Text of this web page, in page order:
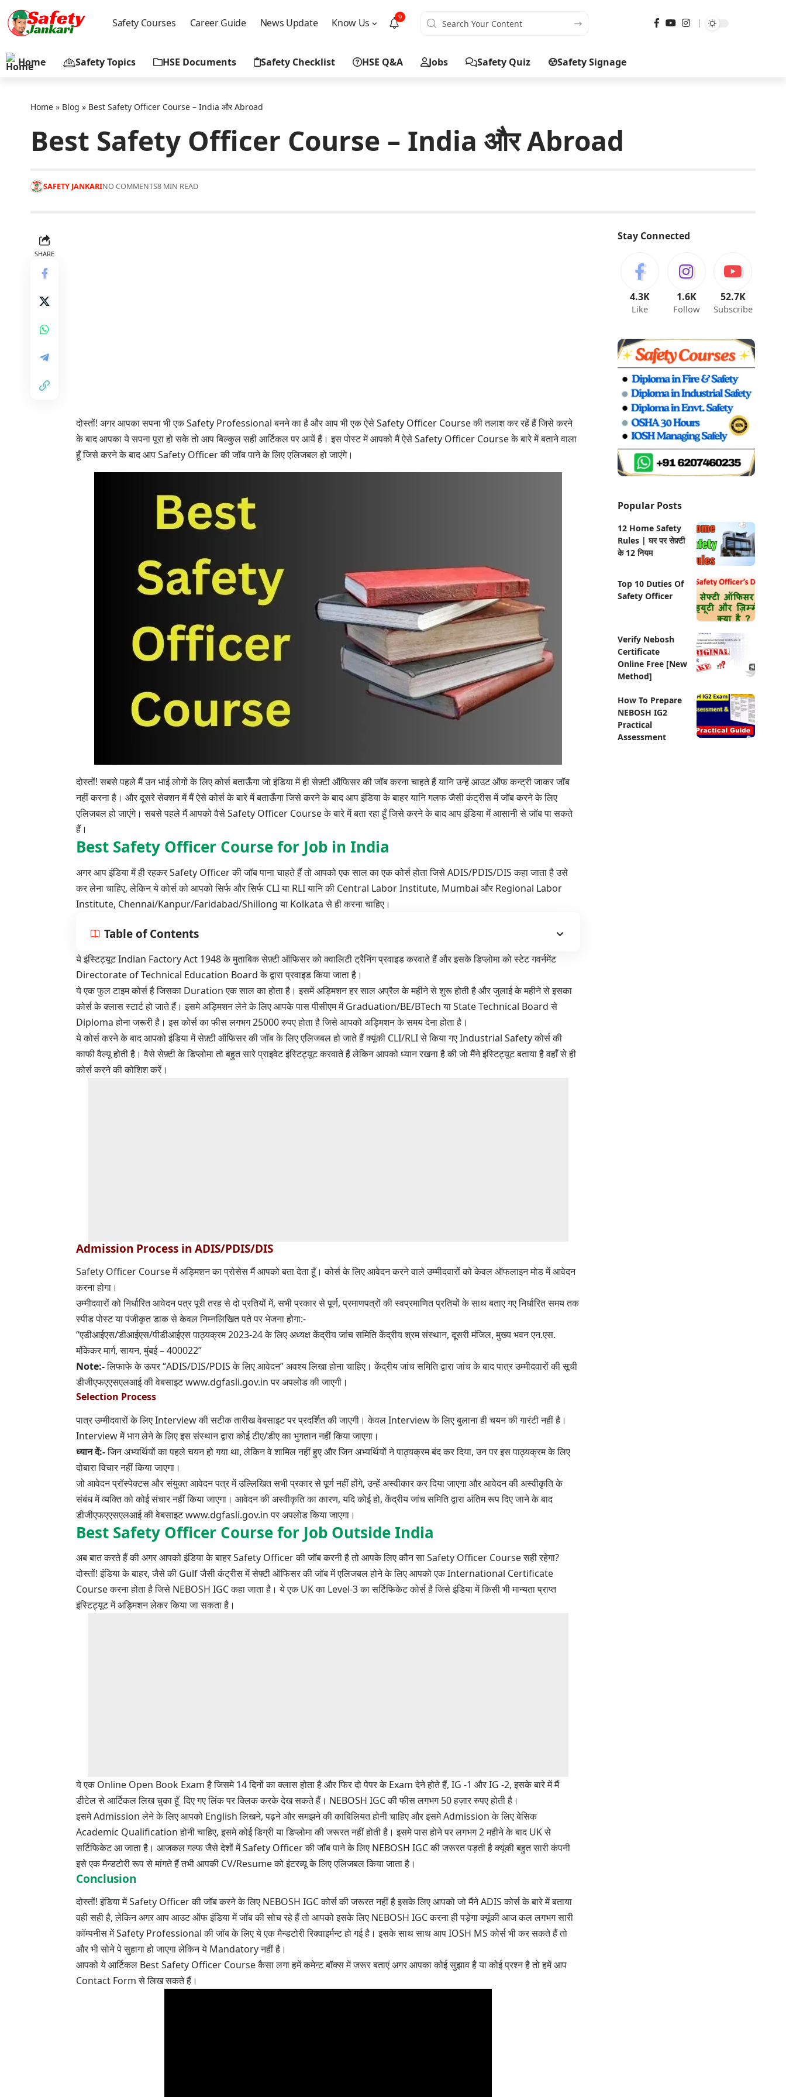
Safety Courses Career Guide News Update Know Us 9
Home Safety Topics HSE Documents Safety Checklist HSE Q&A Jobs Safety Quiz Safety Signage
Home » Blog » Best Safety Officer Course – India और Abroad
Best Safety Officer Course – India और Abroad
SAFETY JANKARINO COMMENTS8 MIN READ
SHARE
दोस्तों! अगर आपका सपना भी एक Safety Professional बनने का है और आप भी एक ऐसे Safety Officer Course की तलाश कर रहें हैं जिसे करने
के बाद आपका ये सपना पूरा हो सके तो आप बिल्कुल सही आर्टिकल पर आयें हैं। इस पोस्ट में आपको मैं ऐसे Safety Officer Course के बारे में बताने वाला
हूँ जिसे करने के बाद आपSafety Officerकी जॉब पाने के लिए एलिजबल हो जाएंगे।
दोस्तों! सबसे पहले मैं उन भाई लोगों के लिए कोर्स बताऊँगा जो इंडिया में ही सेफ़्टी ऑफिसर की जॉब करना चाहते हैं यानि उन्हें आउट ऑफ कन्ट्री जाकर जॉब
नहीं करना है। और दूसरे सेक्शन में मैं ऐसे कोर्स के बारे में बताऊँगा जिसे करने के बाद आप इंडिया के बाहर यानि गलफ जैसी कंट्रीस में जॉब करने के लिए
एलिजबल हो जाएंगे। सबसे पहले मैं आपको वैसे Safety Officer Course के बारे में बता रहा हूँ जिसे करने के बाद आप इंडिया में आसानी से जॉब पा सकते
हैं।
Best Safety Officer Course for Job in India
अगर आप इंडिया में ही रहकर Safety Officer की जॉब पाना चाहते हैं तो आपको एक साल का एक कोर्स होता जिसे ADIS/PDIS/DIS कहा जाता है उसे
कर लेना चाहिए, लेकिन ये कोर्स को आपको सिर्फ और सिर्फ CLIया RLIयानि की Central Labor Institute, Mumbai और Regional Labor
Institute, Chennai/Kanpur/Faridabad/Shillong या Kolkata से ही करना चाहिए।
Table of Contents
ये इंस्टिट्यूटIndian Factory Act 1948के मुताबिक सेफ़्टी ऑफिसर को क्वालिटी ट्रैनिंग प्रवाइड करवाते हैं और इसके डिप्लोमा को स्टेट गवर्नमेंट
Directorate of Technical Education Board के द्वारा प्रवाइड किया जाता है।
ये एक फुल टाइम कोर्स है जिसका Duration एक साल का होता है। इसमें अड्मिशन हर साल अप्रैल के महीने से शुरू होती है और जुलाई के महीने से इसका
कोर्स के क्लास स्टार्ट हो जाते हैं। इसमे अड्मिशन लेने के लिए आपके पास पीसीएम में Graduation/BE/BTech या State Technical Board से
Diploma होना जरूरी है। इस कोर्स का फीस लगभग 25000 रुपए होता है जिसे आपको अड्मिशन के समय देना होता है।
ये कोर्स करने के बाद आपको इंडिया में सेफ़्टी ऑफिसर की जॉब के लिए एलिजबल हो जाते हैं क्यूंकी CLI/RLI से किया गएIndustrial Safetyकोर्स की
काफी वैल्यू होती है। वैसे सेफ़्टी के डिप्लोमा तो बहुत सारे प्राइवेट इंस्टिट्यूट करवाते हैं लेकिन आपको ध्यान रखना है की जो मैंने इंस्टिट्यूट बताया है वहाँ से ही
कोर्स करने की कोशिश करें।
Admission Process in ADIS/PDIS/DIS
Safety Officer Course में अड्मिशन का प्रोसेस मैं आपको बता देता हूँ। कोर्स के लिए आवेदन करने वाले उम्मीदवारों को केवल ऑफलाइन मोड में आवेदन
करना होगा।
उम्मीदवारों को निर्धारित आवेदन पत्र पूरी तरह से दो प्रतियों में, सभी प्रकार से पूर्ण, प्रमाणपत्रों की स्वप्रमाणित प्रतियों के साथ बताए गए निर्धारित समय तक
स्पीड पोस्ट या पंजीकृत डाक से केवल निम्नलिखित पते पर भेजना होगा:-
“एडीआईएस/डीआईएस/पीडीआईएस पाठ्यक्रम 2023-24 के लिए अध्यक्ष केंद्रीय जांच समिति केंद्रीय श्रम संस्थान, दूसरी मंजिल, मुख्य भवन एन.एस.
मंकिकर मार्ग, सायन, मुंबई – 400022”
Note:-लिफाफे के ऊपर “ADIS/DIS/PDIS के लिए आवेदन” अवश्य लिखा होना चाहिए। केंद्रीय जांच समिति द्वारा जांच के बाद पात्र उम्मीदवारों की सूची
डीजीएफएएसएलआई की वेबसाइटwww.dgfasli.gov.inपर अपलोड की जाएगी।
Selection Process
पात्र उम्मीदवारों के लिए Interview की सटीक तारीख वेबसाइट पर प्रदर्शित की जाएगी। केवल Interview के लिए बुलाना ही चयन की गारंटी नहीं है।
Interview में भाग लेने के लिए इस संस्थान द्वारा कोई टीए/डीए का भुगतान नहीं किया जाएगा।
ध्यान दें:-जिन अभ्यर्थियों का पहले चयन हो गया था, लेकिन वे शामिल नहीं हुए और जिन अभ्यर्थियों ने पाठ्यक्रम बंद कर दिया, उन पर इस पाठ्यक्रम के लिए
दोबारा विचार नहीं किया जाएगा।
जो आवेदन प्रॉस्पेक्टस और संयुक्त आवेदन पत्र में उल्लिखित सभी प्रकार से पूर्ण नहीं होंगे, उन्हें अस्वीकार कर दिया जाएगा और आवेदन की अस्वीकृति के
संबंध में व्यक्ति को कोई संचार नहीं किया जाएगा। आवेदन की अस्वीकृति का कारण, यदि कोई हो, केंद्रीय जांच समिति द्वारा अंतिम रूप दिए जाने के बाद
डीजीएफएएसएलआई की वेबसाइटwww.dgfasli.gov.inपर अपलोड किया जाएगा।
Best Safety Officer Course for Job Outside India
अब बात करते हैं की अगर आपको इंडिया के बाहर Safety Officer की जॉब करनी है तो आपके लिए कौन सा Safety Officer Course सही रहेगा?
दोस्तों! इंडिया के बाहर, जैसे की Gulfजैसी कंट्रीस में सेफ़्टी ऑफिसर की जॉब में एलिजबल होने के लिए आपको एक International Certificate
Course करना होता है जिसे NEBOSH IGCकहा जाता है। ये एक UK का Level-3 का सर्टिफिकेट कोर्स है जिसे इंडिया में किसी भी मान्यता प्राप्त
इंस्टिट्यूट में अड्मिशन लेकर किया जा सकता है।
ये एक Online Open Book Examहै जिसमे 14 दिनों का क्लास होता है और फिर दो पेपर के Exam देने होते हैं, IG -1 और IG -2, इसके बारे में मैं
डीटेल से आर्टिकल लिख चुका हूँ दिए गएलिंकपर क्लिक करके देख सकते हैं। NEBOSH IGC कीफीसलगभग 50 हज़ार रुपए होती है।
इसमे Admission लेने के लिए आपको English लिखने, पढ़ने और समझने की काबिलियत होनी चाहिए और इसमे Admission के लिए बेसिक
Academic Qualification होनी चाहिए, इसमे कोई डिग्री या डिप्लोमा की जरूरत नहीं होती है। इसमे पास होने पर लगभग 2 महीने के बाद UK से
सर्टिफिकेट आ जाता है। आजकल गल्फ जैसे देशों में Safety Officer की जॉब पाने के लिए NEBOSH IGC की जरूरत पड़ती है क्यूंकी बहुत सारी कंपनी
इसे एक मैन्डटोरी रूप से मांगते हैं तभी आपकी CV/Resumeको इंटरव्यू के लिए एलिजबल किया जाता है।
Conclusion
दोस्तों! इंडिया में Safety Officer की जॉब करने के लिए NEBOSH IGC कोर्स की जरूरत नहीं है इसके लिए आपको जो मैंने ADIS कोर्स के बारे में बताया
वही सही है, लेकिन अगर आप आउट ऑफ इंडिया में जॉब की सोच रहे हैं तो आपको इसके लिए NEBOSH IGC करना ही पड़ेगा क्यूंकी आज कल लगभग सारी
कॉम्पनीस में Safety Professional की जॉब के लिए ये एक मैन्डटोरी रिक्वाइर्मन्ट हो गई है। इसके साथ साथ आपIOSH MSकोर्स भी कर सकते हैं तो
और भी सोने पे सुहागा हो जाएगा लेकिन ये Mandatory नहीं है।
आपको ये आर्टिकल Best Safety Officer Course कैसा लगा हमें कमेन्ट बॉक्स में जरूर बताएं अगर आपका कोई सुझाव है या कोई प्रश्न है तो हमें आप
Contact Form से लिख सकते हैं।
Stay Connected
4.3K
Like
1.6K
Follow
52.7K
Subscribe
Popular Posts
12 Home Safety
Rules | घर पर सेफ़्टी
के 12 नियम
Top 10 Duties Of
Safety Officer
Verify Nebosh
Certificate
Online Free [New
Method]
How To Prepare
NEBOSH IG2
Practical
Assessment